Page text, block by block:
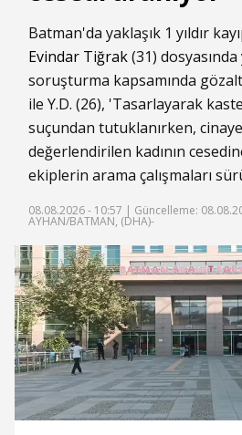
Batman'da yaklaşık 1 yıldır
Evindar Tiğrak(31)
soruşturma kapsamında
ile Y.D. (26), 'Tasarlayarak
suçundan tutuklanırken,
değerlendirilen kadının
ekiplerin arama çalışmaları
08.08.2026 - 10:57 | Güncelleme:
AYHAN/BATMAN, (DHA)-